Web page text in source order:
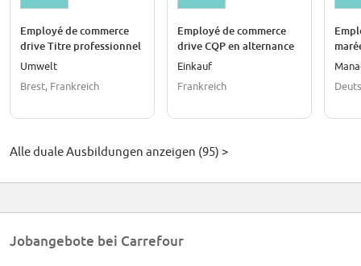
Employé de commerce
drive Titre professionnel
en alternance
Umwelt
Brest, Frankreich
Employé de commerce
drive CQP en alternance
Einkauf
Frankreich
Alle duale Ausbildungen anzeigen (95) >
Jobangebote bei Carrefour